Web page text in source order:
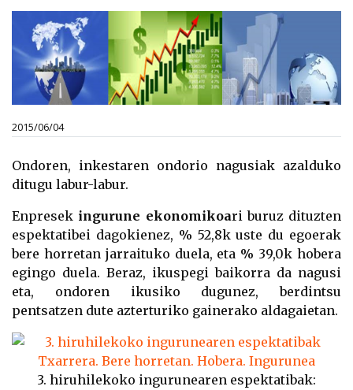
2015/06/04
Ondoren, inkestaren ondorio nagusiak azalduko
ditugu labur-labur.
Enpresek ingurune ekonomikoari buruz dituzten
espektatibei dagokienez, % 52,8k uste du egoerak
bere horretan jarraituko duela, eta % 39,0k hobera
egingo duela. Beraz, ikuspegi baikorra da nagusi
eta, ondoren ikusiko dugunez, berdintsu
pentsatzen dute azterturiko gainerako aldagaietan.
3. hiruhilekoko ingurunearen espektatibak: